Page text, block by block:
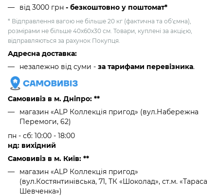
від 3000 грн - безкоштовно у поштомат*
* Відправлення вагою не більше 20 кг (фактична та об'ємна),
розмірами не більше 40х60х30 см. Товари, куплені за акцією,
відправляються за рахунок Покупця.
Адресна доставка:
незалежно від суми - за тарифами перевізника.
Самовивіз в м. Дніпро: **
магазин «ALP Коллекція пригод» (вул.Набережна
Перемоги, 62)
пн - сб: 10:00 - 18:00
нд: вихідний
Самовивіз в м. Київ: **
магазин «ALP Коллекція пригод»
(вул.Костянтинівська, 71, ТК «Шоколад», ст.м. «Тараса
Шевченка»)